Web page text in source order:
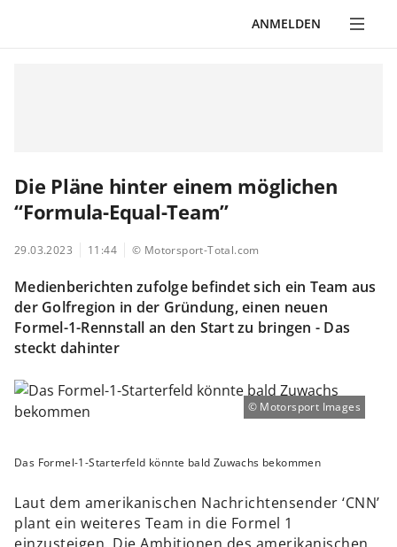
ANMELDEN
Die Pläne hinter einem möglichen
“Formula-Equal-Team”
29.03.2023 11:44 © Motorsport-Total.com
Medienberichten zufolge befindet sich ein Team aus
der Golfregion in der Gründung, einen neuen
Formel-1-Rennstall an den Start zu bringen - Das
steckt dahinter
Das Formel-1-Starterfeld könnte bald Zuwachs bekommen
Motorsport Images
Laut dem amerikanischen Nachrichtensender ‘CNN’
plant ein weiteres Team in die Formel 1